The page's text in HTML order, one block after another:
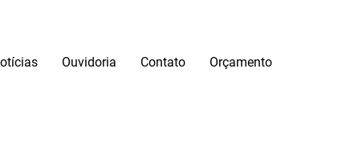
Ouvidoria Contato Orçamento